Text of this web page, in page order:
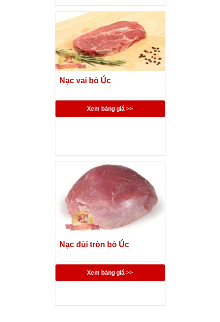
Nạc vai bò Úc
Xem bảng giá >>
Nạc đùi tròn bò Úc
Xem bảng giá >>